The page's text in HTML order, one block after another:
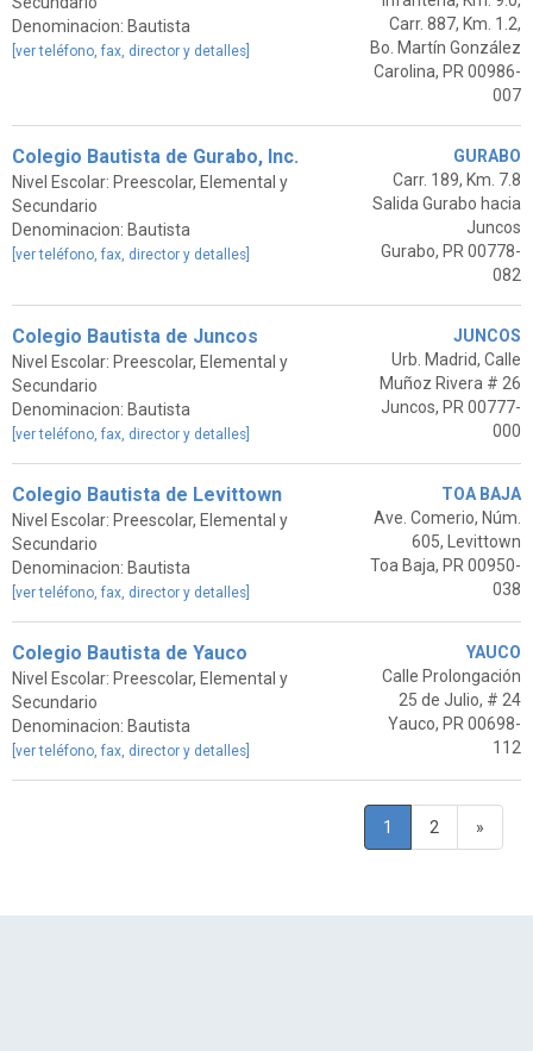
Denominacion: Bautista
[ver teléfono, fax, director y detalles]
Carr. 887, Km. 1.2,
Bo. Martín González
Carolina, PR 00986-
007
Colegio Bautista de Gurabo, Inc.
Nivel Escolar: Preescolar, Elemental y
Secundario
Denominacion: Bautista
[ver teléfono, fax, director y detalles]
GURABO
Carr. 189, Km. 7.8
Salida Gurabo hacia
Juncos
Gurabo, PR 00778-
082
Colegio Bautista de Juncos
Nivel Escolar: Preescolar, Elemental y
Secundario
Denominacion: Bautista
[ver teléfono, fax, director y detalles]
JUNCOS
Urb. Madrid, Calle
Muñoz Rivera # 26
Juncos, PR 00777-
000
Colegio Bautista de Levittown
Nivel Escolar: Preescolar, Elemental y
Secundario
Denominacion: Bautista
[ver teléfono, fax, director y detalles]
TOA BAJA
Ave. Comerio, Núm.
605, Levittown
Toa Baja, PR 00950-
038
Colegio Bautista de Yauco
Nivel Escolar: Preescolar, Elemental y
Secundario
Denominacion: Bautista
[ver teléfono, fax, director y detalles]
YAUCO
Calle Prolongación
25 de Julio, # 24
Yauco, PR 00698-
112
1 2 »